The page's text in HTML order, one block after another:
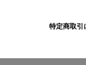
特定商取引